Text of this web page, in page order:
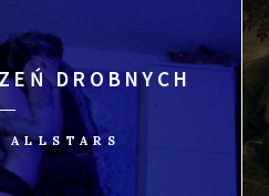
DROBNYCH